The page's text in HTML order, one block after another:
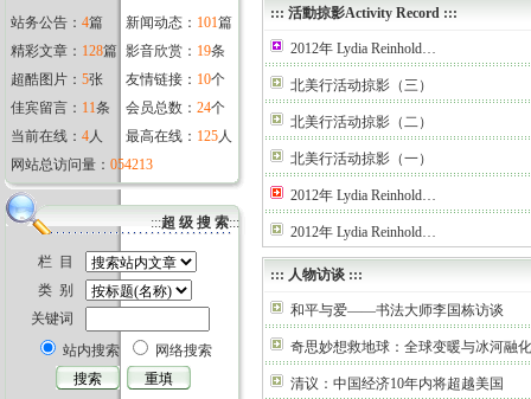
站务公告： 4篇 新闻动态： 101篇
精彩文章： 128篇 影音欣赏： 19条
超酷图片： 5张 友情链接： 10个
佳宾留言： 11条 会员总数： 24个
当前在线： 4人 最高在线： 125人
网站总访问量： 054213
:::超 级 搜 索:::
栏 目
类 别
关键词
站内搜索
网络搜索
::: 活動掠影Activity Record :::
2012年 Lydia Reinhold…
北美行活动掠影（三）
北美行活动掠影（二）
北美行活动掠影（一）
2012年 Lydia Reinhold…
2012年 Lydia Reinhold…
::: 人物访谈 :::
和平与爱——书法大师李国栋访谈
奇思妙想救地球：全球变暖与冰河融化
清议：中国经济10年内将超越美国